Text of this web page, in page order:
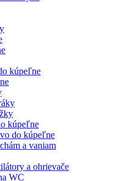
kúpeľne
kúpeľne
do kúpeľne
a vaniam
a ohrievače
WC